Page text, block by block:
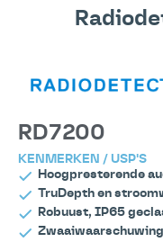
RD7200
KENMERKEN / USP'S
Hoogpresterende
TruDepth en
Robuust, IP65